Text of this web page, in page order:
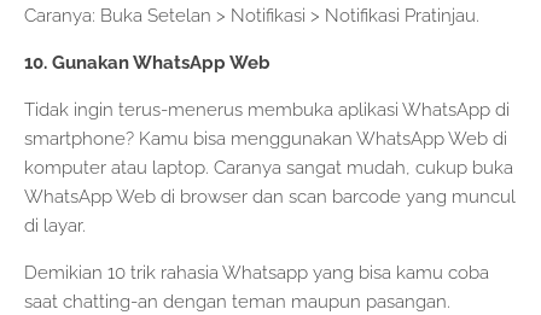
Caranya: Buka Setelan > Notifikasi > Notifikasi Pratinjau.
10. Gunakan WhatsApp Web
Tidak ingin terus-menerus membuka aplikasi WhatsApp di
smartphone? Kamu bisa menggunakan WhatsApp Web di
komputer atau laptop. Caranya sangat mudah, cukup buka
WhatsApp Web di browser dan scan barcode yang muncul
di layar.
Demikian 10 trik rahasia Whatsapp yang bisa kamu coba
saat chatting-an dengan teman maupun pasangan.